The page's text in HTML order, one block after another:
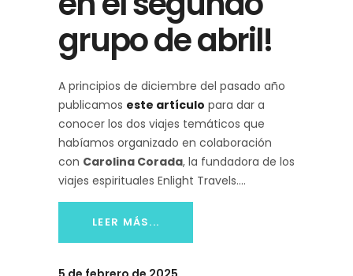
grupo de abril!
A principios de diciembre del pasado año
publicamos este artículo para dar a
conocer los dos viajes temáticos que
habíamos organizado en colaboración
con Carolina Corada, la fundadora de los
viajes espirituales Enlight Travels.
LEER MÁS...